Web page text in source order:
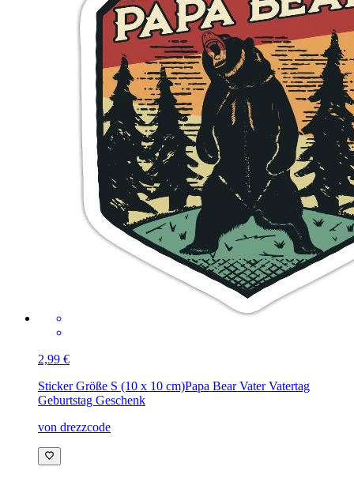
2,99 €
Sticker Größe S (10 x 10 cm)Papa Bear Vater Vatertag
Geburtstag Geschenk
von drezzcode